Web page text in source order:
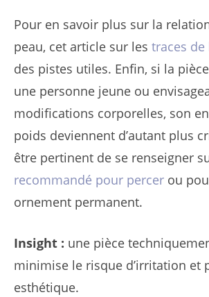
Pour en savoir plus sur la
peau, cet article sur les traces de
des pistes utiles. Enfin, si la pièce
une personne jeune ou
modifications corporelles, son
poids deviennent d’autant plus
être pertinent de se renseigner
recommandé pour percer ou
ornement permanent.
Insight : une pièce
minimise le risque d’irritation et
esthétique.